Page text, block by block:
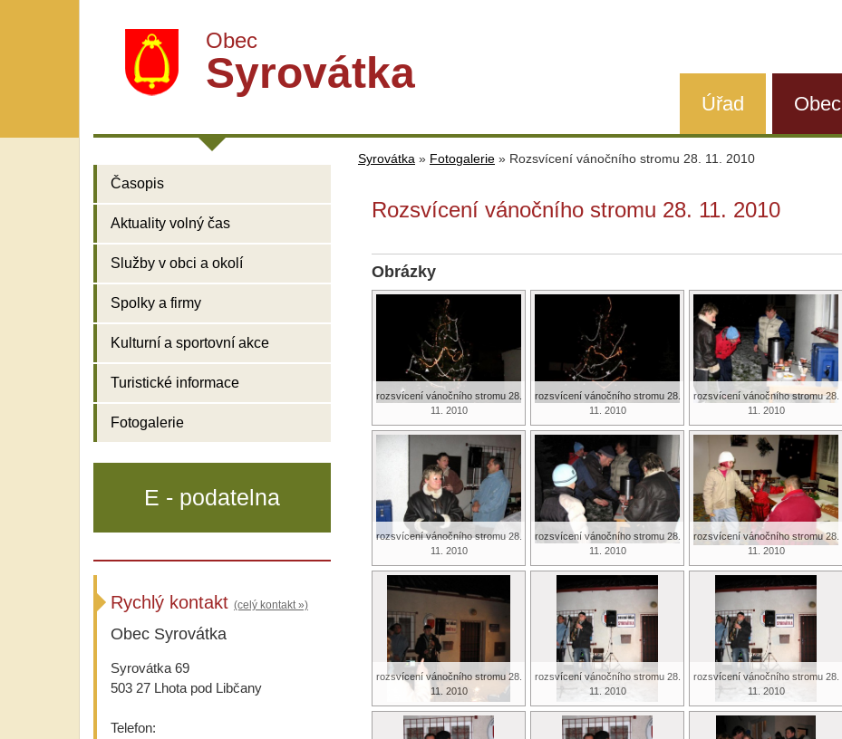
Obec
Syrovátka
Úřad Obec
Časopis
Aktuality volný čas
Služby v obci a okolí
Spolky a firmy
Kulturní a sportovní akce
Turistické informace
Fotogalerie
Syrovátka » Fotogalerie » Rozsvícení vánočního stromu 28. 11. 2010
Rozsvícení vánočního stromu 28. 11. 2010
Obrázky
rozsvícení vánočního stromu 28.
11. 2010
rozsvícení vánočního stromu 28.
11. 2010
rozsvícení vánočního stromu 28.
11. 2010
rozsvícení vánočního stromu 28.
11. 2010
rozsvícení vánočního stromu 28.
11. 2010
rozsvícení vánočního stromu 28.
11. 2010
rozsvícení vánočního stromu 28.
11. 2010
rozsvícení vánočního stromu 28.
11. 2010
rozsvícení vánočního stromu 28.
11. 2010
E - podatelna
Rychlý kontakt (celý kontakt »)
Obec Syrovátka
Syrovátka 69
503 27 Lhota pod Libčany
Telefon: